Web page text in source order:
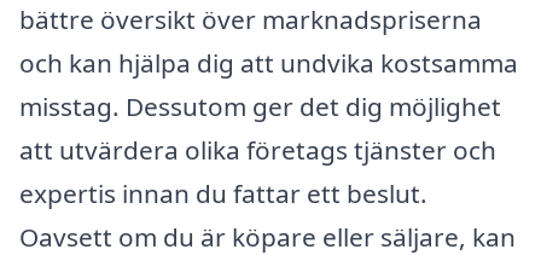
bättre översikt över marknadspriserna
och kan hjälpa dig att undvika kostsamma
misstag. Dessutom ger det dig möjlighet
att utvärdera olika företags tjänster och
expertis innan du fattar ett beslut.
Oavsett om du är köpare eller säljare, kan